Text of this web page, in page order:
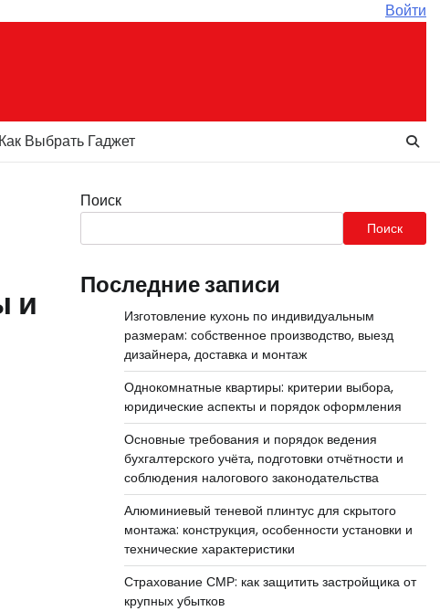
Войти
Как Выбрать Гаджет
и
Поиск
Поиск
Последние записи
Изготовление кухонь по индивидуальным
размерам: собственное производство, выезд
дизайнера, доставка и монтаж
Однокомнатные квартиры: критерии выбора,
юридические аспекты и порядок оформления
Основные требования и порядок ведения
бухгалтерского учёта, подготовки отчётности и
соблюдения налогового законодательства
Алюминиевый теневой плинтус для скрытого
монтажа: конструкция, особенности установки и
технические характеристики
Страхование СМР: как защитить застройщика от
крупных убытков